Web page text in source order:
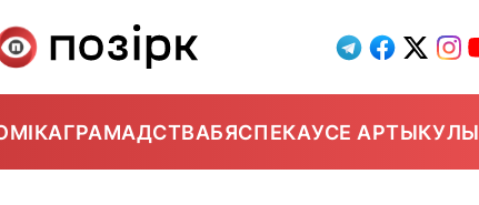
ГРАМАДСТВАБЯСПЕКАУСЕ АРТЫКУЛЫ